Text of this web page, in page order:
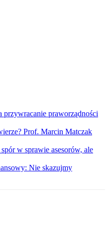
praworządności
Prof. Marcin Matczak
w sprawie asesorów, ale
Nie skazujmy